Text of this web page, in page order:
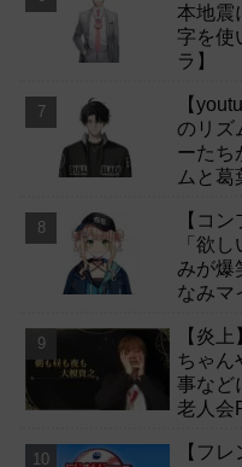
本地震
字を使
ラ】
【
のリズ
ーたち
ムと葛
【コ
「欲
みが爆
なみマ
【炎
ちゃん
事など
老人会
【フ